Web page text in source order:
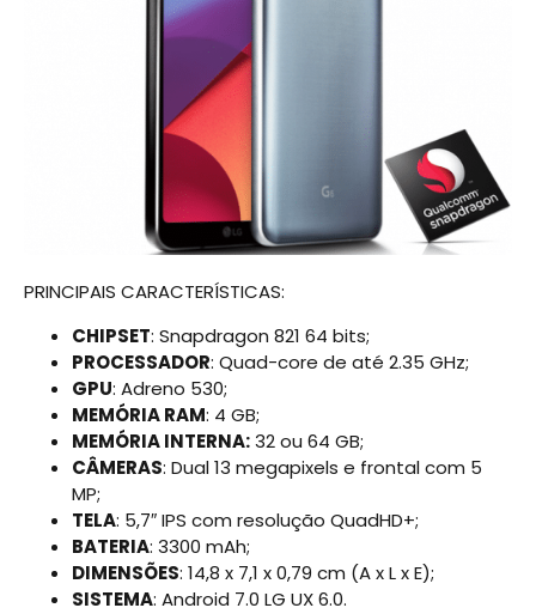
PRINCIPAIS CARACTERÍSTICAS:
CHIPSET: Snapdragon 821 64 bits;
PROCESSADOR: Quad-core de até 2.35 GHz;
GPU: Adreno 530;
MEMÓRIA RAM: 4 GB;
MEMÓRIA INTERNA:32 ou 64 GB;
CÂMERAS: Dual 13 megapixels e frontal com 5
MP;
TELA: 5,7″ IPS com resolução QuadHD+;
BATERIA: 3300 mAh;
DIMENSÕES: 14,8 x 7,1 x 0,79 cm (A x L x E);
SISTEMA: Android 7.0 LG UX 6.0.